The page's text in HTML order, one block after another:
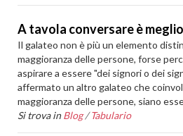
A tavola conversare è
Il galateo non è più un elemento
maggioranza delle persone, forse
aspirare a essere "dei signori o dei
affermato un altro galateo che
maggioranza delle persone, siano
Si trova in Blog /Tabulario